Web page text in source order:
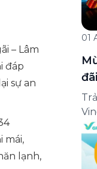
– Lâm
đáp
sự an
mái,
lạnh,
01